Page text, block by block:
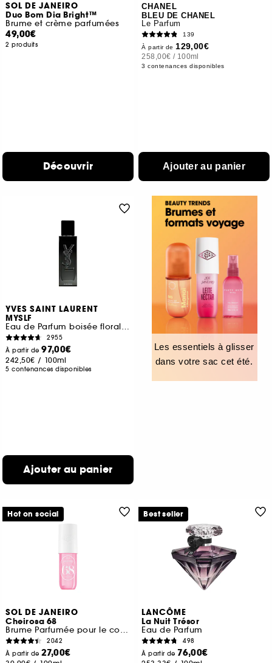
SOL DE JANEIRO
Duo Bom Dia Bright™
Brume et crème parfumées
49,00€
2 produits
Découvrir
CHANEL
BLEU DE CHANEL
Le Parfum
139
À partir de 129,00€
258,00€ / 100ml
3 contenances disponibles
Ajouter au panier
YVES SAINT LAURENT
MYSLF
Eau de Parfum boisée florale Rechargeable pour homme
2955
À partir de97,00€
242,50€ / 100ml
5 contenances disponibles
Ajouter au panier
Les essentiels à glisser
dans votre sac cet été.
SOL DE JANEIRO
Cheirosa 68
Brume Parfumée pour le corps et les cheveux
2042
À partir de27,00€
Hot on social
LANCÔME
La Nuit Trésor
Eau de Parfum
498
À partir de 76,00€
Best seller